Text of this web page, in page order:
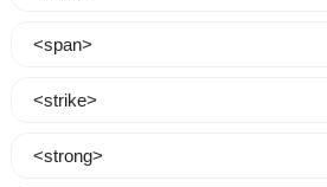
<span>
<strike>
<strong>